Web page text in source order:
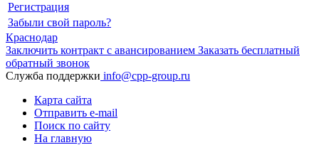
Регистрация
Забыли свой пароль?
Краснодар
Заключить контракт с авансированием Заказать бесплатный
обратный звонок
Служба поддержки info@cpp-group.ru
Карта сайта
Отправить e-mail
Поиск по сайту
На главную